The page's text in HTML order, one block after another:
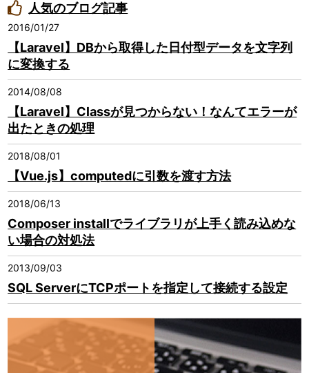
人気のブログ記事
2016/01/27
【Laravel】DBから取得した日付型データを文字列
に変換する
2014/08/08
【Laravel】Classが見つからない！なんてエラーが
出たときの処理
2018/08/01
【Vue.js】computedに引数を渡す方法
2018/06/13
Composer installでライブラリが上手く読み込めな
い場合の対処法
2013/09/03
SQL ServerにTCPポートを指定して接続する設定